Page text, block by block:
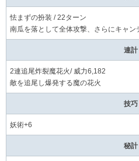
怯まずの扮装 / 22ターン
南瓜を落として全体攻撃、さらにキャン
連計
2連追尾炸裂魔花火/ 威力6,182
敵を追尾し爆発する魔の花火
技巧
妖術+6
秘計